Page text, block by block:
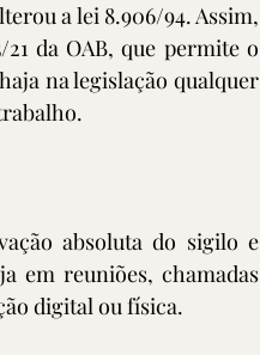
a lei 8.906/94. Assim,
da OAB, que permite o
na legislação qualquer
absoluta do sigilo e
em reuniões, chamadas
digital ou física.